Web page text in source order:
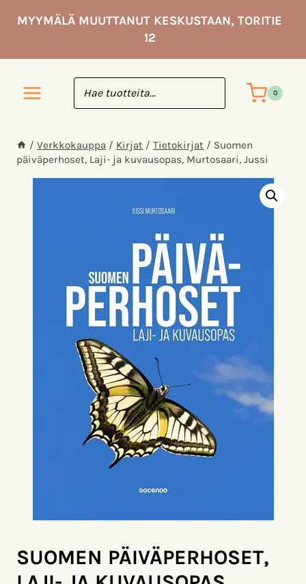
sisältöön
MYYMÄLÄ MUUTTANUT KESKUSTAAN, TORITIE
12
0
/ Verkkokauppa / Kirjat / Tietokirjat / Suomen
päiväperhoset, Laji- ja kuvausopas, Murtosaari, Jussi
SUOMEN PÄIVÄPERHOSET,